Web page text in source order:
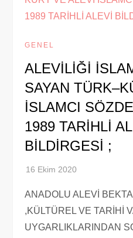
GENEL
ALEVİLİĞİ
SAYAN
İSLAMCI
1989 TARİHLİ
BİLDİRGESİ ;
ANADOLU ALEVİ
,KÜLTÜREL VE TARİHİ
UYGARLIKLARINDAN